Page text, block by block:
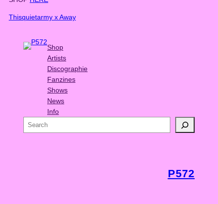
Thisquietarmy x Away
Shop
Artists
Discographie
Fanzines
Shows
News
Info
e
P572